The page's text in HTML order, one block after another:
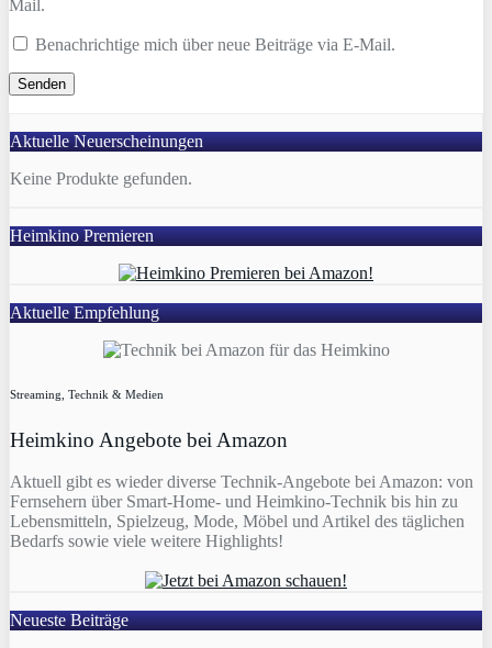
Mail.
Benachrichtige mich über neue Beiträge via E-Mail.
Aktuelle Neuerscheinungen
Keine Produkte gefunden.
Heimkino Premieren
Aktuelle Empfehlung
Streaming, Technik & Medien
Heimkino Angebote bei Amazon
Aktuell gibt es wieder diverse Technik-Angebote bei Amazon: von
Fernsehern über Smart-Home- und Heimkino-Technik bis hin zu
Lebensmitteln, Spielzeug, Mode, Möbel und Artikel des täglichen
Bedarfs sowie viele weitere Highlights!
Neueste Beiträge